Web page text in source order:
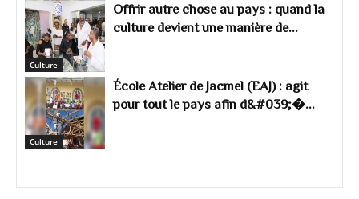
Culture
Offrir autre chose au pays : quand la
culture devient une manière de...
Culture
École Atelier de Jacmel (EAJ) : agit
pour tout le pays afin d&#039;�...